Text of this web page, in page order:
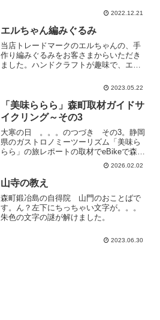
YPJの試乗で、アシスト自転車を実体験
2022.12.21
エルちゃん編みぐるみ
当店トレードマークのエルちゃんの、手
作り編みぐるみをお客さまからいただき
ました。ハンドクラフトが趣味で、エル
ださいました。かわいいエルちゃん、あ
編みぐるみもお待ち...
2023.05.22
「美味ららら」森町取材ガイドサ
イクリング～その3
大寒の日 。。。のつづき その3。静岡
県のガストロノミーツーリズム「美味ら
らら」の旅レポートの取材でeBikeで森町
を巡るサイクルガイドツアー。フレンチ
食堂「noyauノワイヨ」で美味しいランチ
を楽しく頂いたあと、すぐ近くのガラス
工房「fl...
2026.02.02
山寺の教え
森町鍛冶島の自得院 山門のおことばで
す。ん？左下にちっちゃい文字が。。。
朱色の文字の謎が解けました。
2023.06.30